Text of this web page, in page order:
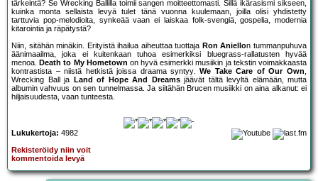
tärkeintä? Se Wrecking Ballilla toimii sangen moitteettomasti. Sillä ikärasismi sikseen,
kuinka monta sellaista levyä tulet tänä vuonna kuulemaan, joilla olisi yhdistetty
tarttuvia pop-melodioita, synkeää vaan ei laiskaa folk-svengiä, gospelia, modernia
kitarointia ja räpätystä?
Niin, sitähän minäkin. Erityistä ihailua aiheuttaa tuottaja Ron Aniellon tummanpuhuva
äänimaailma, joka ei kuitenkaan tuhoa esimerkiksi bluegrass-rallatusten hyvää
menoa. Death to My Hometown on hyvä esimerkki musiikin ja tekstin voimakkaasta
kontrastista – niistä hetkistä joissa draama syntyy.We Take Care of Our Own,
Wrecking Ball ja
Land of Hope And Dreamsjäävät tältä levyltä elämään, mutta
albumin vahvuus on sen tunnelmassa. Ja siitähän Brucen musiikki on aina alkanut: ei
hiljaisuudesta, vaan tunteesta.
Lukukertoja: 4982
Rekisteröidy niin voit
kommentoida levyä